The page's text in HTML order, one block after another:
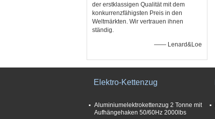
der erstklassigen Qualität mit dem
konkurrenzfähigsten Preis in den
Weltmärkten. Wir vertrauen ihnen
ständig.
—— Lenard&Loe
Elektro-Kettenzug
Aluminiumelektrokettenzug 2 Tonne mit
Aufhängehaken 50/60Hz 2000lbs